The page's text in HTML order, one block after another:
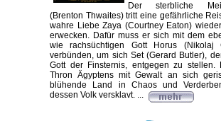
Der sterbliche
(Brenton Thwaites) tritt eine gefährliche
wahre Liebe Zaya (Courtney Eaton)
erwecken. Dafür muss er sich mit dem
wie rachsüchtigen Gott Horus (Nikolaj
verbünden, um sich Set (Gerard Butler),
Gott der Finsternis, entgegen zu stellen.
Thron Ägyptens mit Gewalt an sich
blühende Land in Chaos und
dessen Volk versklavt. ...